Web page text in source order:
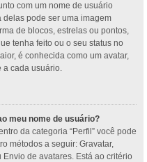
com um nome de usuário
pode ser uma imagem
de blocos, estrelas ou pontos,
tenha feito ou o seu status no
é conhecida como um avatar,
a cada usuário.
meu nome de usuário?
da categoria “Perfil” você pode
métodos a seguir: Gravatar,
de avatares. Está ao critério